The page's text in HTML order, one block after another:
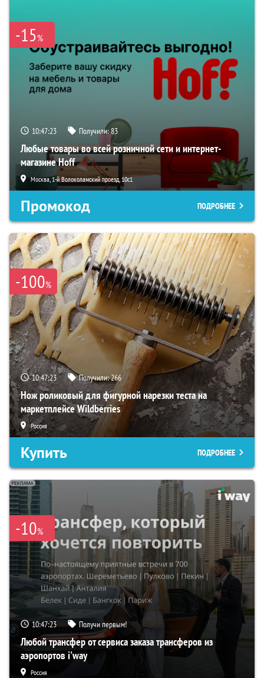
-15%
10:47:21 Получили:83
Любые товары во всей розничной сети и интернет-
магазине Hoff
Москва, 1-й Волоколамский проезд, 10с1
Промокод ПОДРОБНЕЕ
-100%
10:47:21 Получили:266
Нож роликовый для фигурной нарезки теста на
маркетплейсе Wildberries
Россия
Купить ПОДРОБНЕЕ
-10%
10:47:21 Получи первым!
Любой трансфер от сервиса заказа трансферов из
аэропортов i'way
Россия